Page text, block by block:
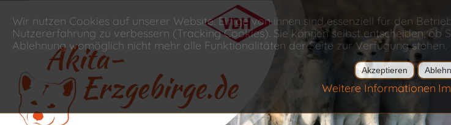
Wir nutzen Cookies auf unserer Website. Einige von ihnen sind essenziell für den
Nutzererfahrung zu verbessern (Tracking Cookies). Sie können selbst entscheiden, ob
Ablehnung womöglich nicht mehr alle Funktionalitäten der Seite zur Verfügung stehen.
Akzeptieren
Weitere Informationen